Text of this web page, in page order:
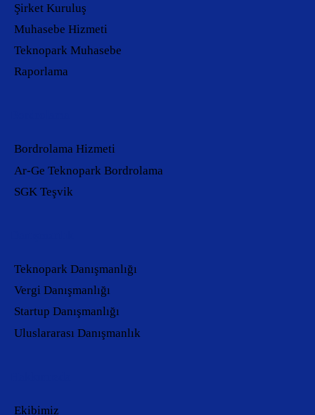
Şirket Kuruluş
Muhasebe Hizmeti
Teknopark Muhasebe
Raporlama
Bordrolama Hizmeti
Ar-Ge Teknopark Bordrolama
SGK Teşvik
Teknopark Danışmanlığı
Vergi Danışmanlığı
Startup Danışmanlığı
Uluslararası Danışmanlık
Ekibimiz